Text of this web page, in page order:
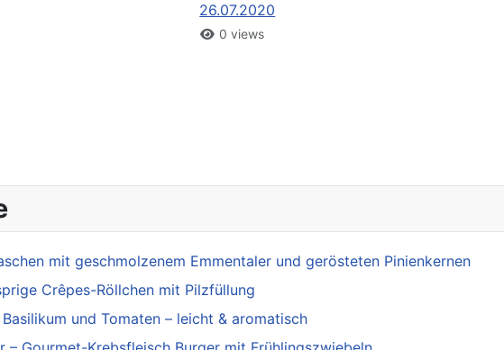
26.07.2020
0 views
mit geschmolzenem Emmentaler und gerösteten Pinienkernen
Crêpes-Röllchen mit Pilzfüllung
und Tomaten – leicht & aromatisch